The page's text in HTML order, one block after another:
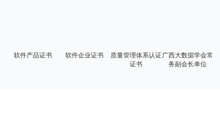
软件产品证书 软件企业证书
质量管理体系认证
证书
广西大数据学会常
务副会长单位